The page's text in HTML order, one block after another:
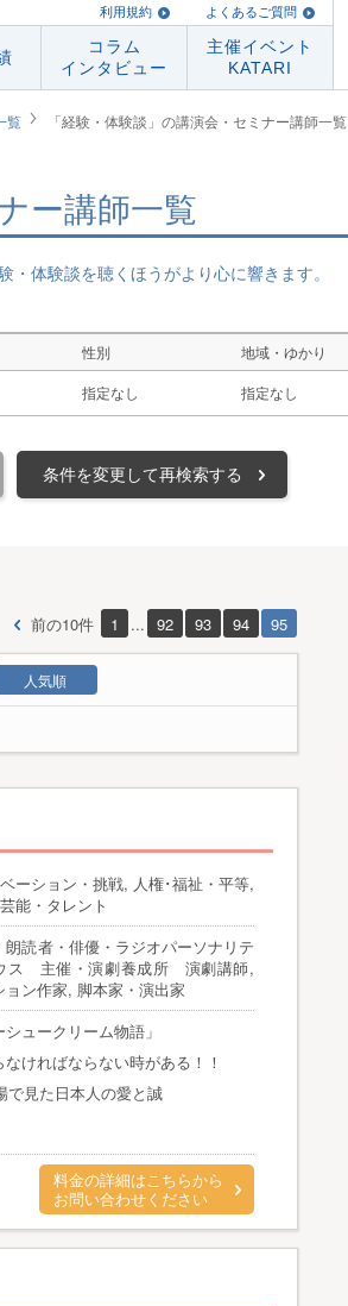
利用規約 よくあるご質問
コラム
インタビュー
主催イベント
KATARI
覧 「経験・体験談」の講演会・セミナー講師一覧
ー講師一覧
体験談を聴くほうがより心に響きます。
性別 地域・ゆかり
指定なし 指定なし
条件を変更して再検索する
前の10件 1 ... 92 93 94 95
人気順
ーション・挑戦, 人権･福祉・平等,
能・タレント
読者・俳優・ラジオパーソナリテ
ス 主催・演劇養成所 演劇講師,
ン作家, 脚本家・演出家
ュークリーム物語」
ければならない時がある！！
で見た日本人の愛と誠
料金の詳細はこちらから
お問い合わせください